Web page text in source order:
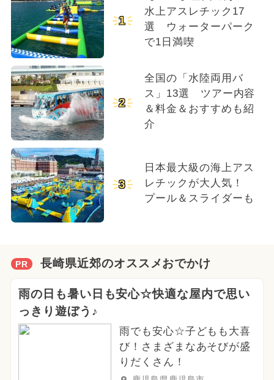
1
水上アスレチック17
選 ウォーターパーク
で1日満喫
2
全国の「水陸両用バ
ス」13選 ツアー内容
＆料金＆おすすめも紹
介
3
日本最大級の海上アス
レチックが大人気！
プール＆スライダーも
PR 長崎県近郊のオススメおでかけ
雨の日も暑い日も安心☆快適な屋内で思い
っきり遊ぼう♪
雨でも安心☆子どもも大喜
び！さまざまなあそびが盛
りだくさん！